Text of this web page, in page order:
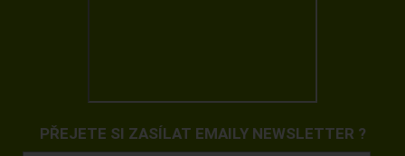
PŘEJETE SI ZASÍLAT EMAILY NEWSLETTER ?